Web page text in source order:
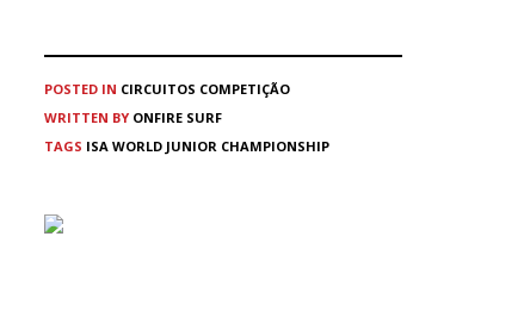
POSTED IN CIRCUITOS COMPETIÇÃO
WRITTEN BY ONFIRE SURF
TAGS ISA WORLD JUNIOR CHAMPIONSHIP